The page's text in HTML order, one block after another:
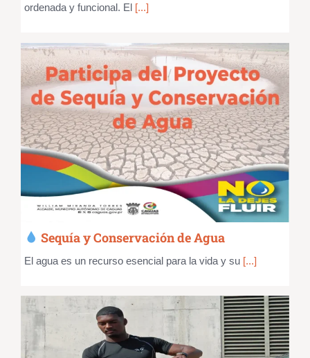
ordenada y funcional. El[...]
Sequía y Conservación de Agua
El agua es un recurso esencial para la vida y su[...]